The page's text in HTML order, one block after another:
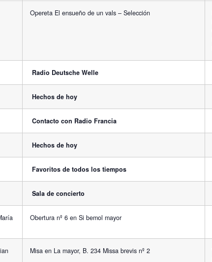
Opereta El ensueño de un vals – Selección
Radio Deutsche Welle
Hechos de hoy
Contacto con Radio Francia
Hechos de hoy
Favoritos de todos los tiempos
Sala de concierto
Obertura nº 6 en Si bemol mayor
Misa en La mayor, B. 234 Missa brevis nº 2